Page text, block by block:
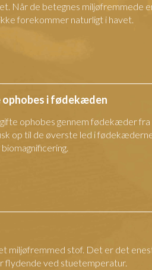
Når de betegnes miljøfremmede
forekommer naturligt i havet.
i fødekæden
ophobes gennem fødekæder fra
op til de øverste led i
miljøfremmed stof. Det er det
flydende ved stuetemperatur.